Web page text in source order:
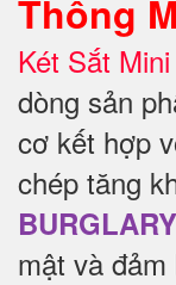
Thông
Két Sắt
dòng sản
cơ kết hợp
chép tăng
mật và